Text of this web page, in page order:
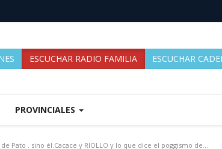
ESCUCHAR RADIO FAMILIA ESCUCHAR
PROVINCIALES
Pato . sino él.Cacace y RIOLLO y lo que dice el poggismo de...